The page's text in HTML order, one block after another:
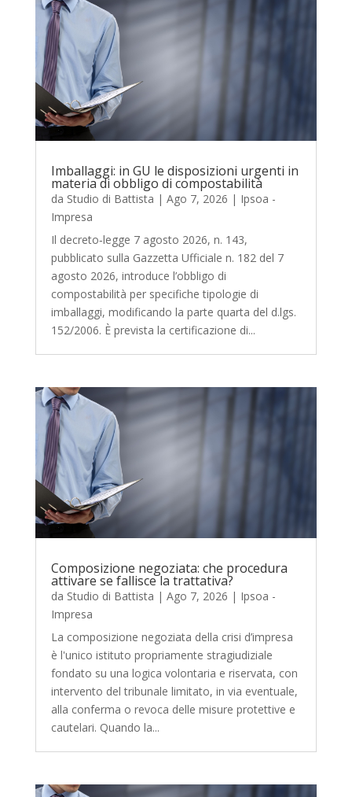
Imballaggi: in GU le disposizioni urgenti in
materia di obbligo di compostabilità
da Studio di Battista | Ago 7, 2026 | Ipsoa -
Impresa
Il decreto‑legge 7 agosto 2026, n. 143,
pubblicato sulla Gazzetta Ufficiale n. 182 del 7
agosto 2026, introduce l’obbligo di
compostabilità per specifiche tipologie di
imballaggi, modificando la parte quarta del d.lgs.
152/2006. È prevista la certificazione di...
Composizione negoziata: che procedura
attivare se fallisce la trattativa?
da Studio di Battista | Ago 7, 2026 | Ipsoa -
Impresa
La composizione negoziata della crisi d’impresa
è l'unico istituto propriamente stragiudiziale
fondato su una logica volontaria e riservata, con
intervento del tribunale limitato, in via eventuale,
alla conferma o revoca delle misure protettive e
cautelari. Quando la...